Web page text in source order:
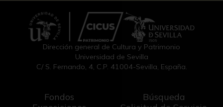
Dirección general de Cultura y Patrimonio
Universidad de Sevilla
C/ S. Fernando, 4, C.P. 41004-Sevilla, España.
Fondos
Búsqueda